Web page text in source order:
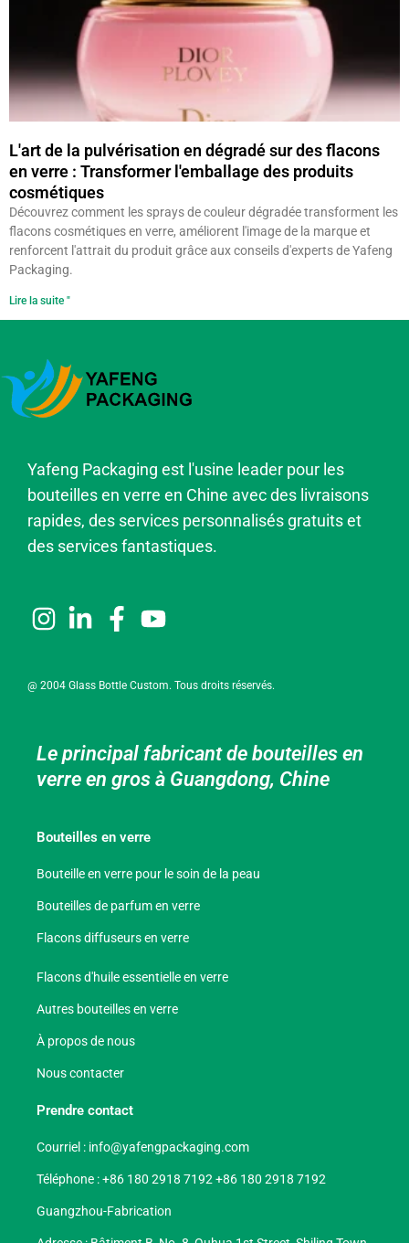
L'art de la pulvérisation en dégradé sur des flacons
en verre : Transformer l'emballage des produits
cosmétiques
Découvrez comment les sprays de couleur dégradée transforment les
flacons cosmétiques en verre, améliorent l'image de la marque et
renforcent l'attrait du produit grâce aux conseils d'experts de Yafeng
Packaging.
Lire la suite "
Yafeng Packaging est l'usine leader pour les
bouteilles en verre en Chine avec des livraisons
rapides, des services personnalisés gratuits et
des services fantastiques.
@ 2004 Glass Bottle Custom. Tous droits réservés.
Le principal fabricant de bouteilles en
verre en gros à Guangdong, Chine
Bouteilles en verre
Bouteille en verre pour le soin de la peau
Bouteilles de parfum en verre
Flacons diffuseurs en verre
Flacons d'huile essentielle en verre
Autres bouteilles en verre
À propos de nous
Nous contacter
Prendre contact
Courriel : info@yafengpackaging.com
Téléphone : +86 180 2918 7192 +86 180 2918 7192
Guangzhou-Fabrication